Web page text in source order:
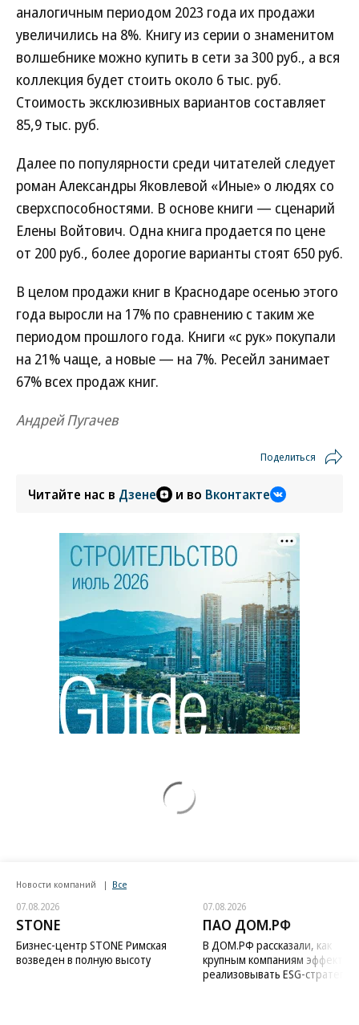
аналогичным периодом 2023 года их продажи
увеличились на 8%. Книгу из серии о знаменитом
волшебнике можно купить в сети за 300 руб., а вся
коллекция будет стоить около 6 тыс. руб.
Стоимость эксклюзивных вариантов составляет
85,9 тыс. руб.
Далее по популярности среди читателей следует
роман Александры Яковлевой «Иные» о людях со
сверхспособностями. В основе книги — сценарий
Елены Войтович. Одна книга продается по цене
от 200 руб., более дорогие варианты стоят 650 руб.
В целом продажи книг в Краснодаре осенью этого
года выросли на 17% по сравнению с таким же
периодом прошлого года. Книги «с рук» покупали
на 21% чаще, а новые — на 7%. Ресейл занимает
67% всех продаж книг.
Андрей Пугачев
Поделиться
Читайте нас в Дзене и во Вконтакте
Новости компаний Все
07.08.2026
STONE
Бизнес-центр STONE Римская
возведен в полную высоту
07.08.2026
ПАО ДОМ.РФ
В ДОМ.РФ рассказали, как
крупным компаниям
реализовывать ESG-стратегию